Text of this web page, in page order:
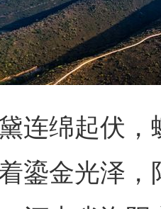
绵起伏，
鎏金光泽